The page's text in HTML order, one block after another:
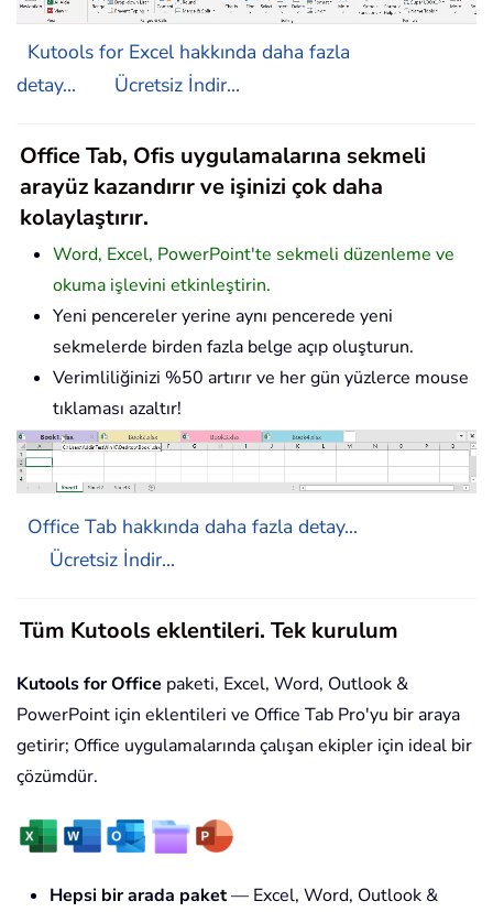
Kutools for Excel hakkında daha fazla
detay...
Ücretsiz İndir...
Office Tab, Ofis uygulamalarına sekmeli
arayüz kazandırır ve işinizi çok daha
kolaylaştırır.
Word, Excel, PowerPoint'te sekmeli düzenleme ve
okuma işlevini etkinleştirin.
Yeni pencereler yerine aynı pencerede yeni
sekmelerde birden fazla belge açıp oluşturun.
Verimliliğinizi %50 artırır ve her gün yüzlerce mouse
tıklaması azaltır!
Office Tab hakkında daha fazla detay...
Ücretsiz İndir...
Tüm Kutools eklentileri. Tek kurulum
Kutools for Office paketi, Excel, Word, Outlook &
PowerPoint için eklentileri ve Office Tab Pro'yu bir araya
getirir; Office uygulamalarında çalışan ekipler için ideal bir
çözümdür.
Hepsi bir arada paket— Excel, Word, Outlook &